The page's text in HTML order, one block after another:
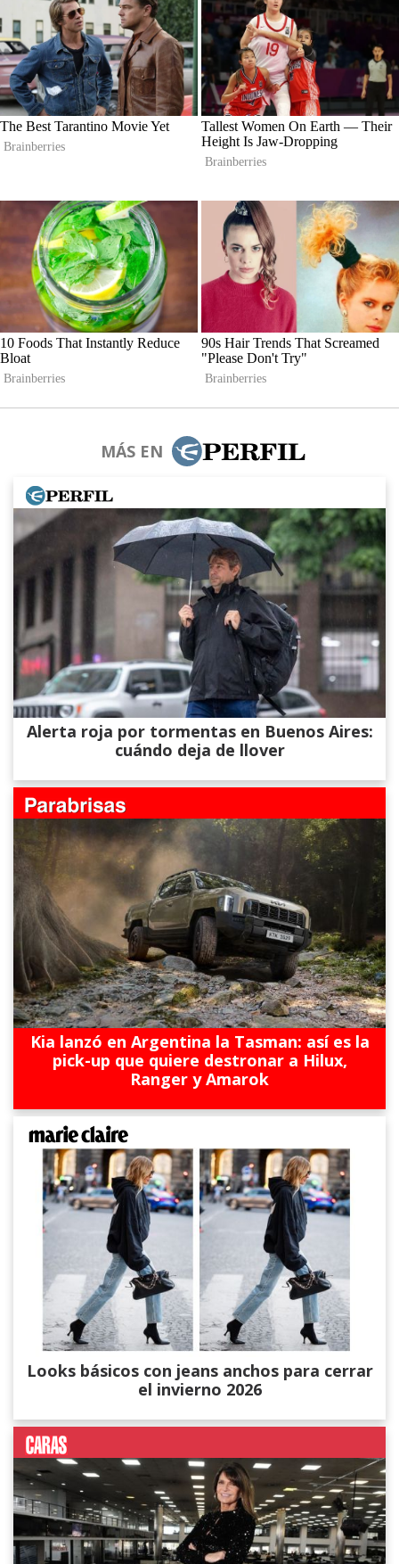
MÁS EN
Alerta roja por tormentas en Buenos Aires:
cuándo deja de llover
Kia lanzó en Argentina la Tasman: así es la
pick-up que quiere destronar a Hilux,
Ranger y Amarok
Looks básicos con jeans anchos para cerrar
el invierno 2026